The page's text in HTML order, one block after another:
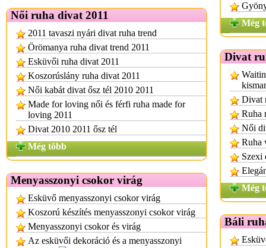
Női ruha divat 2011
2011 tavaszi nyári divat ruha trend
Örömanya ruha divat trend 2011
Esküvői ruha divat 2011
Koszorúslány ruha divat 2011
Női kabát divat ősz tél 2010 2011
Made for loving női és férfi ruha made for
loving 2011
Divat 2010 2011 ősz tél
Még több
Menyasszonyi csokor virág
Esküvő menyasszonyi csokor virág
Koszorú készítés menyasszonyi csokor virág
Menyasszonyi csokor és virág
Az esküvői dekoráció és a menyasszonyi
Még
Divat
Divat
Ruha
Női
Ruha
Szexi
Még
Báli